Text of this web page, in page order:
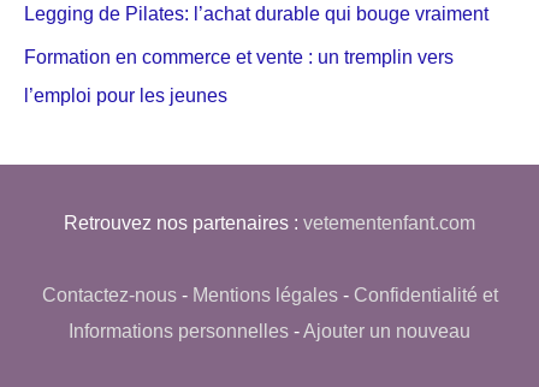
Legging de Pilates: l’achat durable qui bouge vraiment
Formation en commerce et vente : un tremplin vers
l’emploi pour les jeunes
Retrouvez nos partenaires : vetementenfant.com
Contactez-nous- Mentions légales- Confidentialité et
Informations personnelles - Ajouter un nouveau